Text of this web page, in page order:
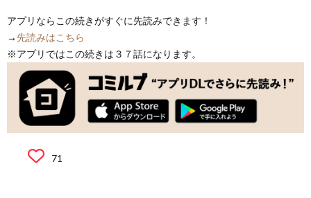
アプリならこの続きがすぐに先読みできます！
→ 先読みはこちら
※アプリではこの続きは３７話になります。
71